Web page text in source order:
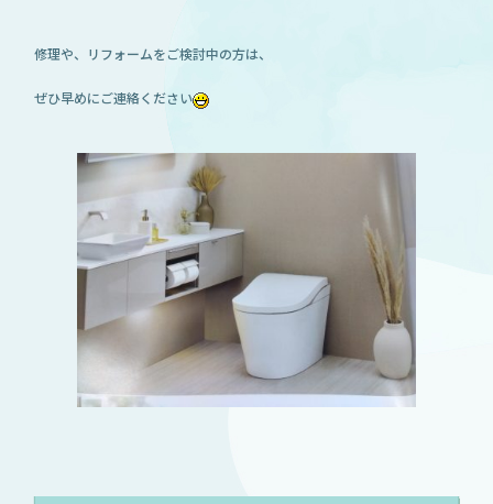
修理や、リフォームをご検討中の方は、
ぜひ早めにご連絡ください